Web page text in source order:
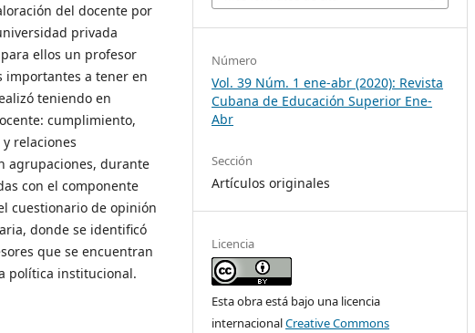
del docente por
privada
ellos un profesor
importantes a tener en
teniendo en
cumplimiento,
relaciones
agrupaciones, durante
con el componente
cuestionario de opinión
donde se identificó
que se encuentran
política institucional.
Número
Vol. 39 Núm. 1 ene-abr (2020): Revista
Cubana de Educación Superior Ene-
Abr
Sección
Artículos originales
Licencia
Esta obra está bajo una licencia
internacionalCreative Commons